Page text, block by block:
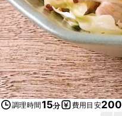
調理時間15分 費用目安200